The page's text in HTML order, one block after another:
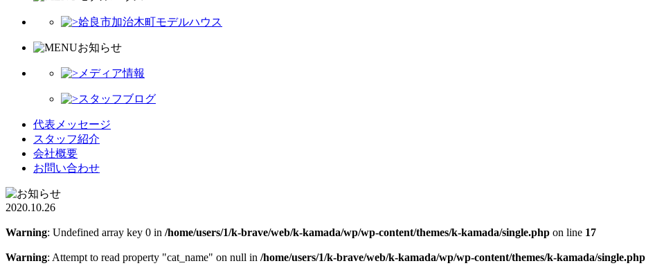
姶良市加治木町モデルハウス
お知らせ
メディア情報
スタッフブログ
代表メッセージ
スタッフ紹介
会社概要
お問い合わせ
2020.10.26
Warning: Undefined array key 0 in /home/users/1/k-brave/web/k-kamada/wp/wp-content/themes/k-kamada/single.php on line 17
Warning: Attempt to read property "cat_name" on null in /home/users/1/k-brave/web/k-kamada/wp/wp-content/themes/k-kamada/single.php